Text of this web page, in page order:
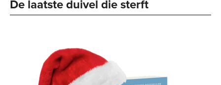
De laatste duivel die sterft